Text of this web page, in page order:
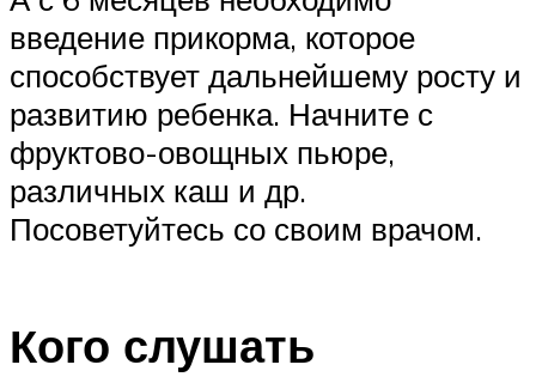
введение прикорма, которое
способствует дальнейшему росту и
развитию ребенка. Начните с
фруктово-овощных пьюре,
различных каш и др.
Посоветуйтесь со своим врачом.
Кого слушать